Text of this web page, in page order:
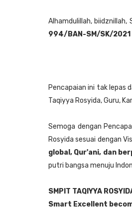
Alhamdulillah, biidznillah,
994/BAN-SM/SK/2021
Pencapaian ini tak lepas
Taqiyya Rosyida, Guru,
Semoga dengan
Rosyida sesuai dengan
global, Qur'ani, dan
putri bangsa menuju
SMPIT TAQIYYA
Smart Excellent